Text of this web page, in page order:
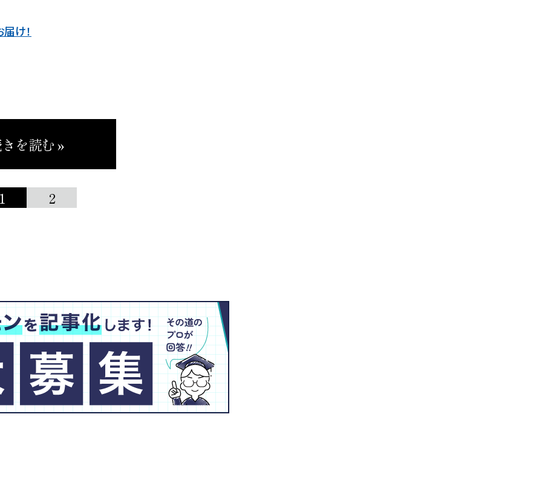
け！
を読む »
2